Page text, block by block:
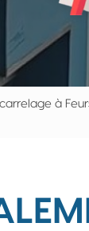
à